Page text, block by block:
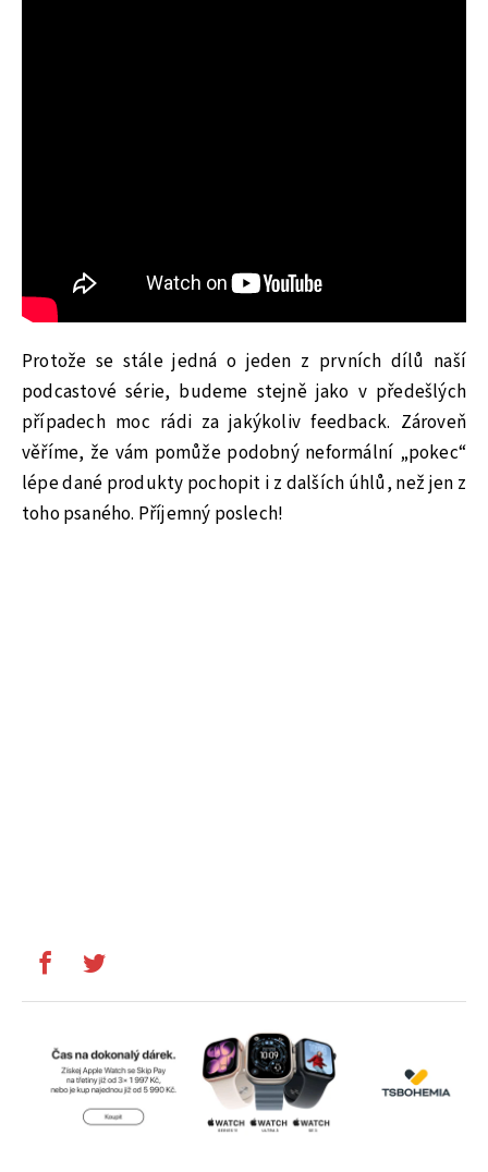
Protože se stále jedná o jeden z prvních dílů naší
podcastové série, budeme stejně jako v předešlých
případech moc rádi za jakýkoliv feedback. Zároveň
věříme, že vám pomůže podobný neformální „pokec“
lépe dané produkty pochopit i z dalších úhlů, než jen z
toho psaného. Příjemný poslech!